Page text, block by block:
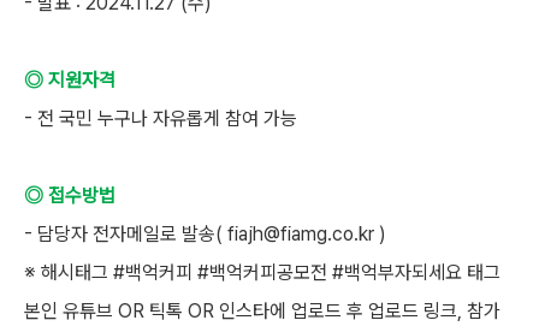
◎ 지원자격
- 전 국민 누구나 자유롭게 참여 가능
◎ 접수방법
- 담당자 전자메일로 발송( fiajh@fiamg.co.kr )
※ 해시태그 #백억커피 #백억커피공모전 #백억부자되세요 태그
본인 유튜브 OR 틱톡 OR 인스타에 업로드 후 업로드 링크, 참가